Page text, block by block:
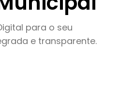
para o seu
e transparente.